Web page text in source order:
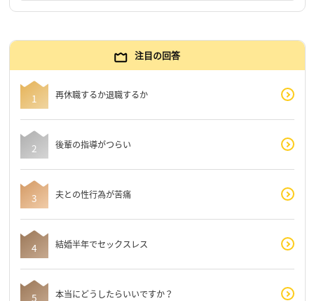
注目の回答
再休職するか退職するか
後輩の指導がつらい
夫との性行為が苦痛
結婚半年でセックスレス
本当にどうしたらいいですか？